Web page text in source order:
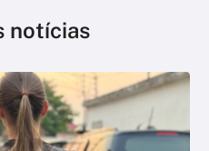
notícias